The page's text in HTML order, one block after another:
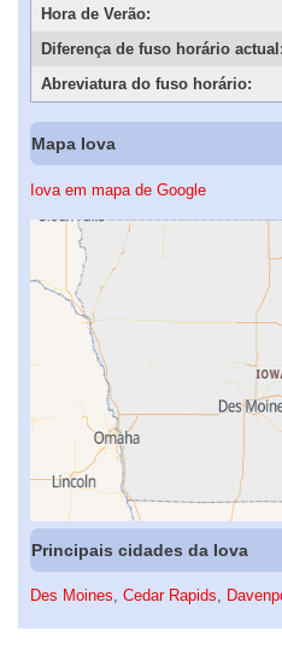
Hora de Verão:
Diferença de fuso horário actual:
Abreviatura do fuso horário:
Mapa Iova
Iova em mapa de Google
Principais cidades da Iova
Des Moines, Cedar Rapids,